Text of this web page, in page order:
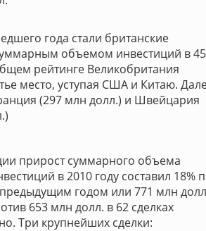
года стали британские
объемом инвестиций в
рейтинге Великобритания
место, уступая США и Китаю.
(297 млн долл.) и Швейцария
прирост суммарного объема
в 2010 году составил 18%
годом или 771 млн
653 млн долл. в 62 сделках
Три крупнейших сделки: